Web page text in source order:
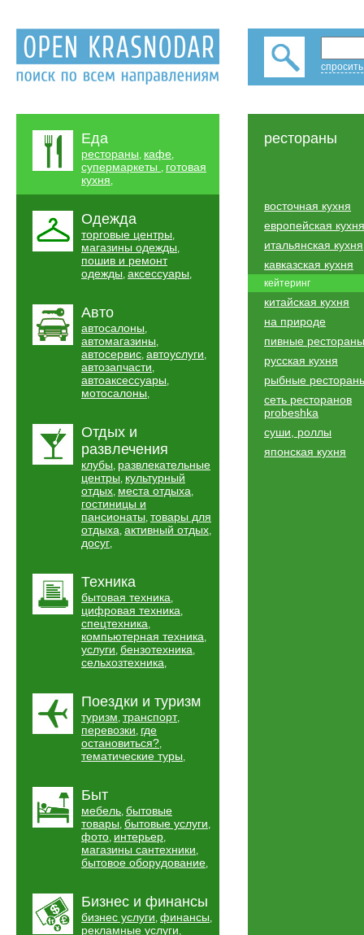
Еда
рестораны, кафе,
супермаркеты , готовая
кухня,
Одежда
торговые центры,
магазины одежды,
пошив и ремонт
одежды, аксессуары,
Авто
автосалоны,
автомагазины,
автосервис, автоуслуги,
автозапчасти,
автоаксессуары,
мотосалоны,
Отдых и
развлечения
клубы, развлекательные
центры, культурный
отдых, места отдыха,
гостиницы и
пансионаты, товары для
отдыха, активный отдых,
досуг,
Техника
бытовая техника,
цифровая техника,
спецтехника,
компьютерная техника,
услуги, бензотехника,
сельхозтехника,
Поездки и туризм
туризм, транспорт,
перевозки, где
остановиться?,
тематические туры,
Быт
мебель, бытовые
товары, бытовые услуги,
фото, интерьер,
магазины сантехники,
бытовое оборудование,
Бизнес и финансы
бизнес услуги, финансы,
рекламные услуги,
рестораны
восточная кухня
европейская кухня
итальянская кухня
кавказская кухня
кейтеринг
китайская кухня
на природе
пивные рестораны
русская кухня
рыбные
сеть ресторанов
probeshka
суши, роллы
японская кухня